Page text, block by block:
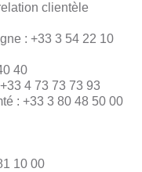
clientèle
: +33 3 54 22 10
40
4 73 73 73 93
: +33 3 80 48 50 00
10 00